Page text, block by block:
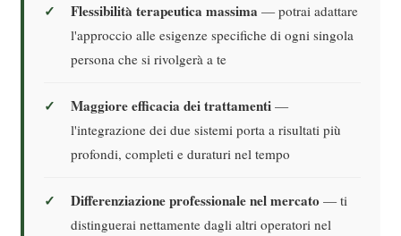
Flessibilità terapeutica massima — potrai adattare
l'approccio alle esigenze specifiche di ogni singola
persona che si rivolgerà a te
Maggiore efficacia dei trattamenti —
l'integrazione dei due sistemi porta a risultati più
profondi, completi e duraturi nel tempo
Differenziazione professionale nel mercato — ti
distinguerai nettamente dagli altri operatori nel